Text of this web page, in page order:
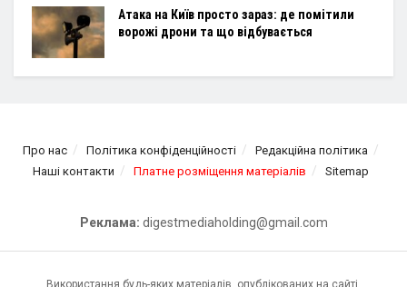
Атака на Київ просто зараз: де помітили
ворожі дрони та що відбувається
Про нас Політика конфіденційності
Редакційна політика
Наші контакти
Платне розміщення матеріалів Sitemap
Реклама: digestmediaholding@gmail.com